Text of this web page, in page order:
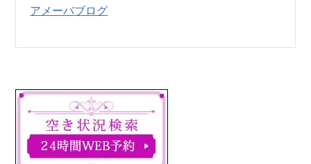
アメーバブログ